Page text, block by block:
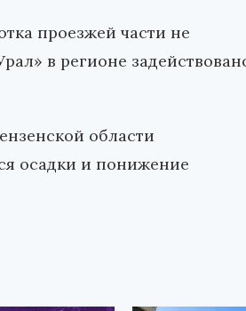
проезжей части не
в регионе
области
осадки и понижение